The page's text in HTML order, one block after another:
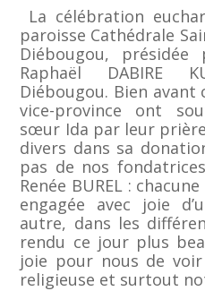
La célébration
paroisse Cathédrale
Diébougou, présidée
Raphaël DABIRE
Diébougou. Bien
vice-province ont
sœur Ida par leur
divers dans sa
pas de nos
Renée BUREL :
engagée avec joie
autre, dans les
rendu ce jour plus
joie pour nous de
religieuse et surtout